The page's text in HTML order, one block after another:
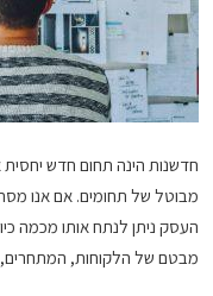
חדשנות הינה תחום חדש
מבוטל של תחומים. אם אנו
העסק ניתן לנתח אותו מכמה
מבטם של הלקוחות, המתחרים,